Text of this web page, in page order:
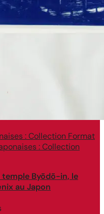
: Collection Format
: Collection
Byōdō-in, le
au Japon